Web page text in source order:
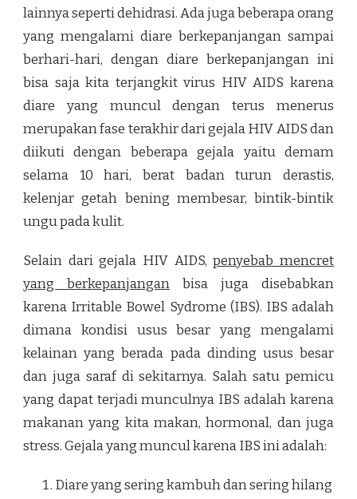
lainnya seperti dehidrasi. Ada juga beberapa orang
yang mengalami diare berkepanjangan sampai
berhari-hari, dengan diare berkepanjangan ini
bisa saja kita terjangkit virus HIV AIDS karena
diare yang muncul dengan terus menerus
merupakan fase terakhir dari gejala HIV AIDS dan
diikuti dengan beberapa gejala yaitu demam
selama 10 hari, berat badan turun derastis,
kelenjar getah bening membesar, bintik-bintik
ungu pada kulit.
Selain dari gejala HIV AIDS,penyebab mencret
yang berkepanjangan bisa juga disebabkan
karena Irritable Bowel Sydrome (IBS). IBS adalah
dimana kondisi usus besar yang mengalami
kelainan yang berada pada dinding usus besar
dan juga saraf di sekitarnya. Salah satu pemicu
yang dapat terjadi munculnya IBS adalah karena
makanan yang kita makan, hormonal, dan juga
stress. Gejala yang muncul karena IBS ini adalah:
Diare yang sering kambuh dan sering hilang